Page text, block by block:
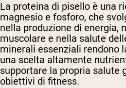
La proteina di pisello è una
magnesio e fosforo, che
nella produzione di energia,
muscolare e nella salute
minerali essenziali rendono
una scelta altamente
supportare la propria salute
obiettivi di fitness.